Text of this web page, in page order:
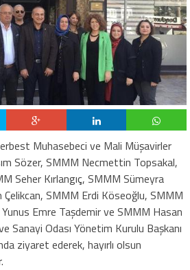
Muhasebeci ve Mali Müşavirler
Sözer, SMMM Necmettin Topsakal,
Seher Kırlangıç, SMMM Sümeyra
Çelikcan, SMMM Erdi Köseoğlu, SMMM
Emre Taşdemir ve SMMM Hasan
Sanayi Odası Yönetim Kurulu Başkanı
ziyaret ederek, hayırlı olsun